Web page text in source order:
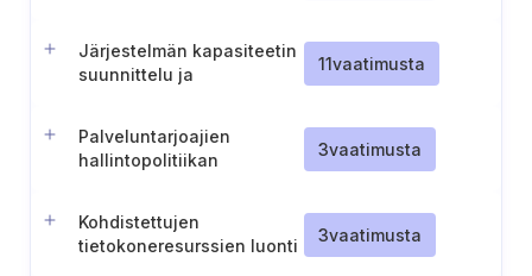
Järjestelmän kapasiteetin
suunnittelu ja
11vaatimusta
Palveluntarjoajien
hallintopolitiikan
3vaatimusta
Kohdistettujen
tietokoneresurssien luonti
3vaatimusta